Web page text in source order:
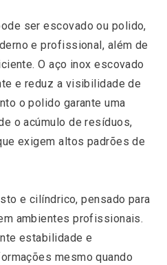
ser escovado ou polido,
e profissional, além de
O aço inox escovado
e reduz a visibilidade de
o polido garante uma
o acúmulo de resíduos,
exigem altos padrões de
e cilíndrico, pensado para
ambientes profissionais.
estabilidade e
mesmo quando